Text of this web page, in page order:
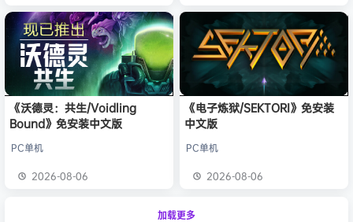
《沃德灵：共生/Voidling
Bound》免安装中文版
PC单机
2026-08-06
《电子炼狱/SEKTORI》免安装
中文版
PC单机
2026-08-06
加载更多